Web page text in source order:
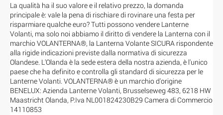
La qualità ha il suo valore e il relativo prezzo, la domanda
principale è: vale la pena di rischiare di rovinare una festa per
risparmiare qualche euro? Tutti possono vendere Lanterne
Volanti, ma solo noi abbiamo il diritto di vendere la Lanterna con il
marchio VOLANTERNA®, la Lanterna Volante SICURA rispondente
alla rigide indicazioni previste dalla normativa di sicurezza
Olandese. L'Olanda è la sede estera della nostra azienda, è l'unico
paese che ha definito e controlla gli standard di sicurezza per le
Lanterne Volanti. VOLANTERNA® è un marchio d'origine
BENELUX: Azienda Lanterne Volanti, Brusselseweg 483, 6218 HW
Maastricht Olanda, P.Iva NL001824230B29 Camera di Commercio
14110853